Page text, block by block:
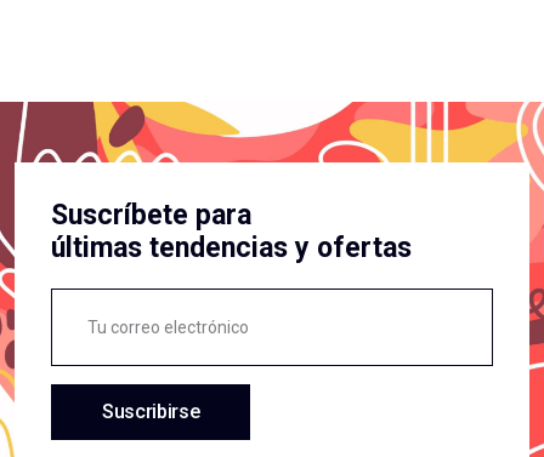
Suscríbete para
últimas tendencias y ofertas
Suscribirse